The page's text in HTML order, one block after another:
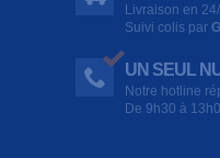
Livraison en
Suivi colis par
UN SEUL
Notre hotline
De 9h30 à